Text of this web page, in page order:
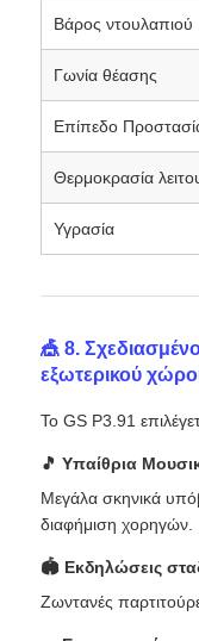
Βάρος ντουλαπιού
Γωνία θέασης
Επίπεδο
Θερμοκρασία
Υγρασία
🎪 8.
εξωτερικού
Το GS P3.91
🎵 Υπαίθρια
Μεγάλα σκηνικά
διαφήμιση χορηγών.
🏟 Εκδηλώσεις
Ζωντανές